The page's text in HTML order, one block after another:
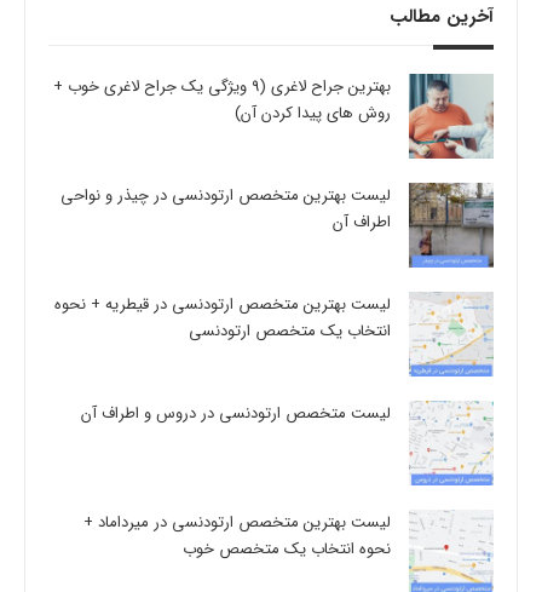
آخرین مطالب
بهترین جراح لاغری (9 ویژگی یک جراح لاغری خوب +
روش های پیدا کردن آن)
لیست بهترین متخصص ارتودنسی در چیذر و نواحی
اطراف آن
لیست بهترین متخصص ارتودنسی در قیطریه + نحوه
انتخاب یک متخصص ارتودنسی
لیست متخصص ارتودنسی در دروس و اطراف آن
لیست بهترین متخصص ارتودنسی در میرداماد +
نحوه انتخاب یک متخصص خوب